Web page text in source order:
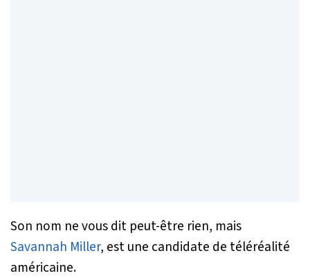
Son nom ne vous dit peut-être rien, mais
Savannah Miller, est une candidate de téléréalité
américaine.